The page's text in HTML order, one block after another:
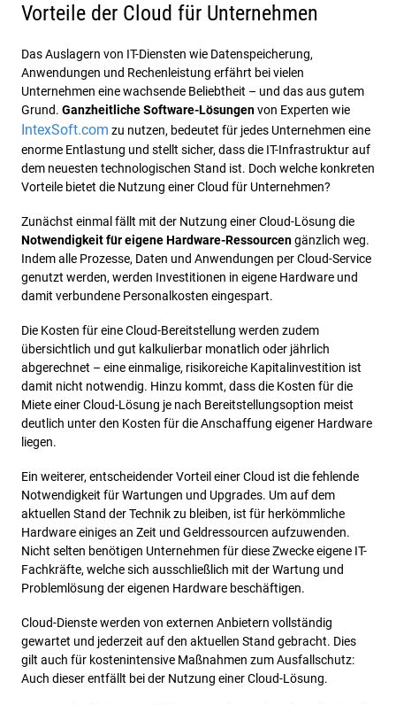
Vorteile der Cloud für Unternehmen
Das Auslagern von IT-Diensten wie Datenspeicherung,
Anwendungen und Rechenleistung erfährt bei vielen
Unternehmen eine wachsende Beliebtheit – und das aus gutem
Grund. Ganzheitliche Software-Lösungenvon Experten wie
IntexSoft.com zu nutzen, bedeutet für jedes Unternehmen eine
enorme Entlastung und stellt sicher, dass die IT-Infrastruktur auf
dem neuesten technologischen Stand ist. Doch welche konkreten
Vorteile bietet die Nutzung einer Cloud für Unternehmen?
Zunächst einmal fällt mit der Nutzung einer Cloud-Lösung die
Notwendigkeit für eigene Hardware-Ressourcengänzlich weg.
Indem alle Prozesse, Daten und Anwendungen per Cloud-Service
genutzt werden, werden Investitionen in eigene Hardware und
damit verbundene Personalkosten eingespart.
Die Kosten für eine Cloud-Bereitstellung werden zudem
übersichtlich und gut kalkulierbar monatlich oder jährlich
abgerechnet – eine einmalige, risikoreiche Kapitalinvestition ist
damit nicht notwendig. Hinzu kommt, dass die Kosten für die
Miete einer Cloud-Lösung je nach Bereitstellungsoption meist
deutlich unter den Kosten für die Anschaffung eigener Hardware
liegen.
Ein weiterer, entscheidender Vorteil einer Cloud ist die fehlende
Notwendigkeit für Wartungen und Upgrades. Um auf dem
aktuellen Stand der Technik zu bleiben, ist für herkömmliche
Hardware einiges an Zeit und Geldressourcen aufzuwenden.
Nicht selten benötigen Unternehmen für diese Zwecke eigene IT-
Fachkräfte, welche sich ausschließlich mit der Wartung und
Problemlösung der eigenen Hardware beschäftigen.
Cloud-Dienste werden von externen Anbietern vollständig
gewartet und jederzeit auf den aktuellen Stand gebracht. Dies
gilt auch für kostenintensive Maßnahmen zum Ausfallschutz:
Auch dieser entfällt bei der Nutzung einer Cloud-Lösung.